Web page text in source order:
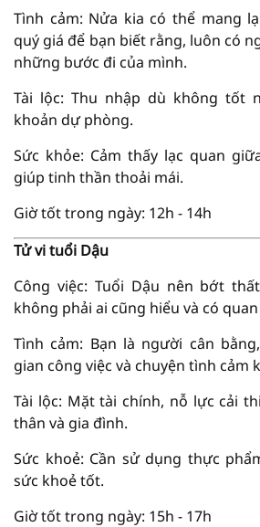
Tình cảm: Nửa kia có thể mang
quý giá để bạn biết rằng, luôn có
những bước đi của mình.
Tài lộc: Thu nhập dù không tốt
khoản dự phòng.
Sức khỏe: Cảm thấy lạc quan
giúp tinh thần thoải mái.
Giờ tốt trong ngày: 12h - 14h
Tử vi tuổi Dậu
Công việc: Tuổi Dậu nên bớt
không phải ai cũng hiểu và có
Tình cảm: Bạn là người cân
gian công việc và chuyện tình cảm
Tài lộc: Mặt tài chính, nỗ lực cải
thân và gia đình.
Sức khoẻ: Cần sử dụng thực
sức khoẻ tốt.
Giờ tốt trong ngày: 15h - 17h